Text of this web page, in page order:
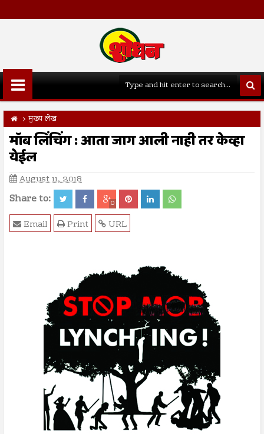
मुख्य लेख
मॉब लिंचिंग : आता जाग आली नाही तर केव्हा
येईल
August 11, 2018
Share to: 0
URL
Print
Email